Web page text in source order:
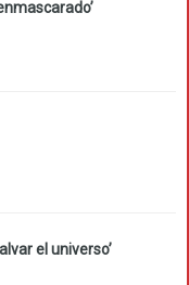
el universo’